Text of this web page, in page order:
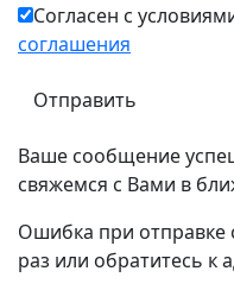
Согласен с
соглашения
Ваше сообщение
свяжемся с Вами в
Ошибка при
раз или обратитесь к